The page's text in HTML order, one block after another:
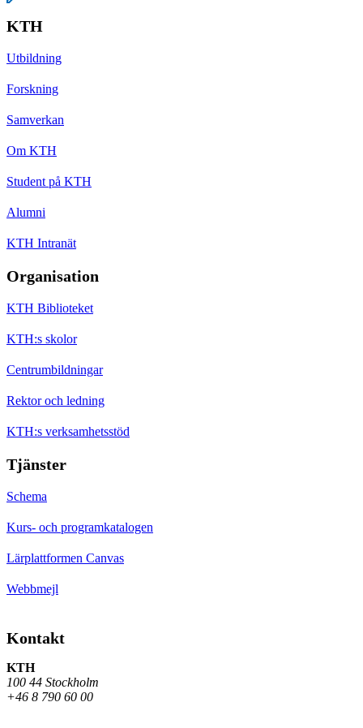
KTH
Utbildning
Forskning
Samverkan
Om KTH
Student på KTH
Alumni
KTH Intranät
Organisation
KTH Biblioteket
KTH:s skolor
Centrumbildningar
Rektor och ledning
KTH:s verksamhetsstöd
Tjänster
Schema
Kurs- och programkatalogen
Lärplattformen Canvas
Webbmejl
Kontakt
KTH
100 44 Stockholm
+46 8 790 60 00